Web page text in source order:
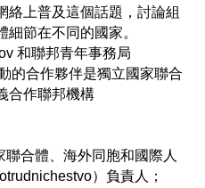
絡上普及這個話題，討論組
節在不同的國家。
和聯邦青年事務局
的合作夥伴是獨立國家聯合
合作聯邦機構
合體、海外同胞和國際人
）負責人；